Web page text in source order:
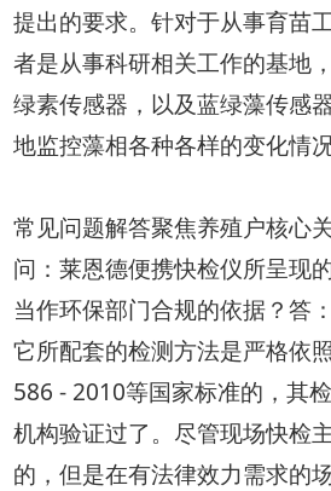
提出的要求。针对于从事育苗
者是从事科研相关工作的基地
绿素传感器，以及蓝绿藻传感
地监控藻相各种各样的变化情况
常见问题解答聚焦养殖户核心
问：莱恩德便携快检仪所呈现
当作环保部门合规的依据？答
它所配套的检测方法是严格依
586 - 2010等国家标准的，其
机构验证过了。尽管现场快检
的，但是在有法律效力需求的